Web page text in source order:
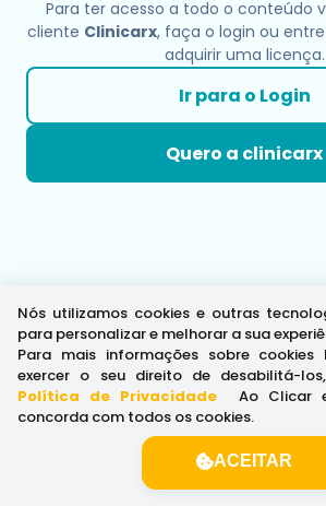
Para ter acesso a todo o conteúdo
cliente Clinicarx, faça o login ou
adquirir uma licença.
Ir para o Login
Quero a clinicarx
Nós utilizamos cookies e outras
para personalizar e melhorar a sua
Para mais informações sobre
exercer o seu direito de desabilitá-
Política de Privacidade.
Ao Clicar
concorda com todos os cookies.
ACEITAR